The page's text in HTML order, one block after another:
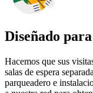
Diseñado
Hacemos que sus
salas de espera
parqueadero e